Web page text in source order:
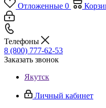
Отложенные 0
Телефоны
8 (800) 777-62-53
Заказать звонок
Якутск
Личный кабинет